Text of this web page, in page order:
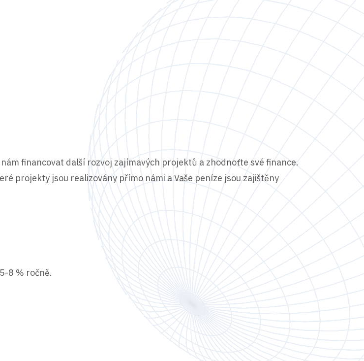
financovat další rozvoj zajímavých projektů a zhodnoťte své finance.
projekty jsou realizovány přímo námi a Vaše peníze jsou zajištěny
8 % ročně.